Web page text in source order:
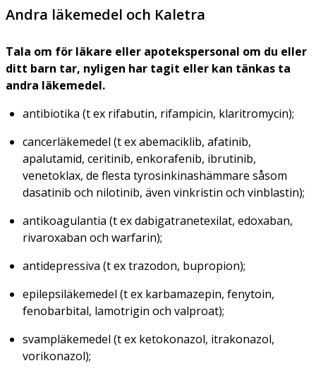
Andra läkemedel och Kaletra
Tala om för läkare eller apotekspersonal om du eller
ditt barn tar, nyligen har tagit eller kan tänkas ta
andra läkemedel.
antibiotika (t ex rifabutin, rifampicin, klaritromycin);
cancerläkemedel (t ex abemaciklib, afatinib,
apalutamid, ceritinib, enkorafenib, ibrutinib,
venetoklax, de flesta tyrosinkinashämmare såsom
dasatinib och nilotinib, även vinkristin och vinblastin);
antikoagulantia (t ex dabigatranetexilat, edoxaban,
rivaroxaban och warfarin);
antidepressiva (t ex trazodon, bupropion);
epilepsiläkemedel (t ex karbamazepin, fenytoin,
fenobarbital, lamotrigin och valproat);
svampläkemedel (t ex ketokonazol, itrakonazol,
vorikonazol);